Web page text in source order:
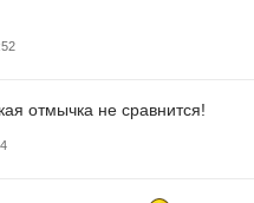
отмычка не сравнится!